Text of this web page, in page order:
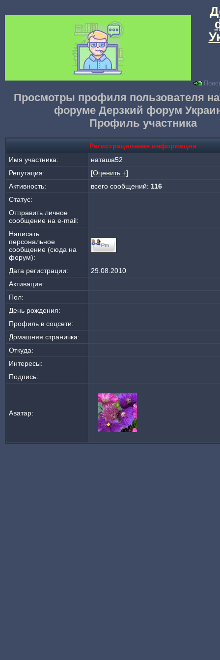
Просмотры профиля пользователя
форуме Дерзкий форум
Профиль участника
Регистрационная информация
Имя участника:
наташа52
Репутация:
[Оценить ±]
Активность:
всего сообщений: 116
Статус:
Отправить личное
сообщение на e-mail:
Написать
персональное
сообщение (сюда на
форум):
Дата регистрации:
29.08.2010
Активация:
Пол:
День рождения:
Профиль в соцсети:
Домашняя страничка:
Откуда:
Интересы:
Подпись:
Аватар: